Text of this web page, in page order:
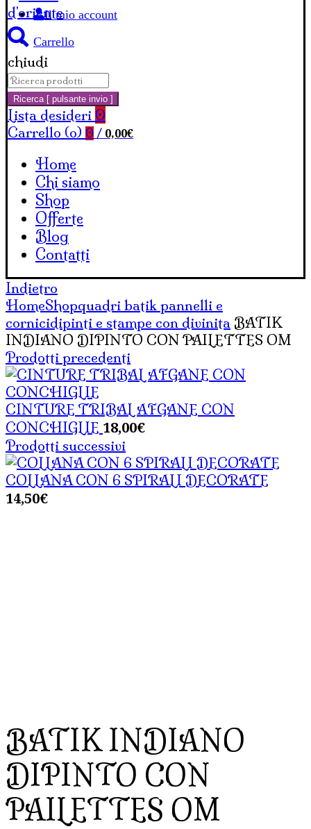
Il mio account
Carrello
chiudi
Cerca:
Ricerca [ pulsante invio ]
Lista desideri 0
Carrello (o) 0 / 0,00€
Home
Chi siamo
Shop
Offerte
Blog
Contatti
Indietro
HomeShopquadri batik pannelli e
cornicidipinti e stampe con divinita BATIK
INDIANO DIPINTO CON PAILETTES OM
Prodotti precedenti
CINTURE TRIBAL AFGANE CON
CONCHIGLIE 18,00€
Prodotti successivi
COLLANA CON 6 SPIRALI DECORATE
14,50€
BATIK INDIANO
DIPINTO CON
PAILETTES OM